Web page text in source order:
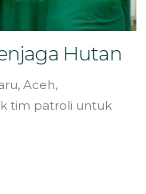
Hutan
Aceh,
tim patroli untuk